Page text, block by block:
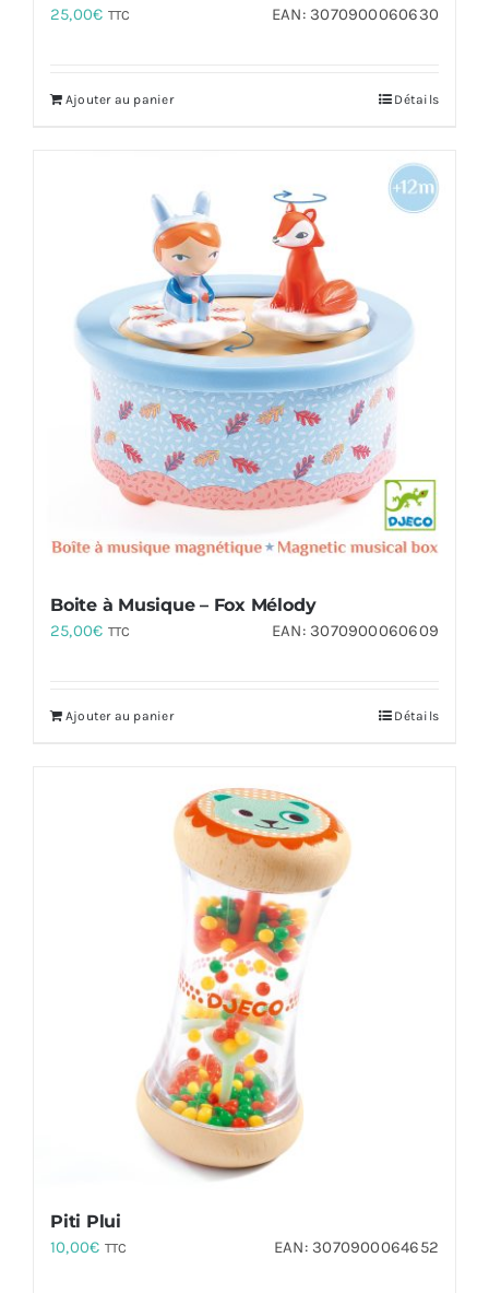
25,00€ TTC EAN:3070900060630
Ajouter au panier Détails
Boite à Musique – Fox Mélody
25,00€ TTC EAN:3070900060609
Ajouter au panier Détails
Piti Plui
10,00€ TTC EAN:3070900064652